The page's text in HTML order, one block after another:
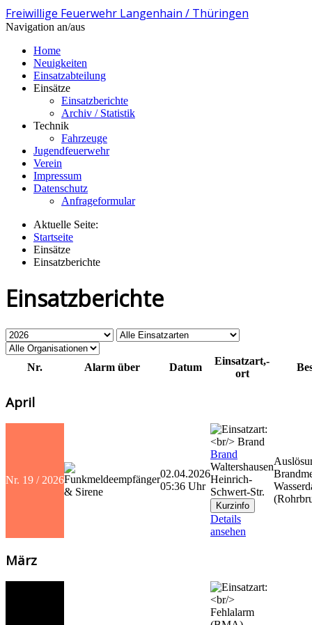
Freiwillige Feuerwehr Langenhain / Thüringen
Navigation an/aus
Home
Neuigkeiten
Einsatzabteilung
Einsätze
Einsatzberichte
Archiv / Statistik
Technik
Fahrzeuge
Jugendfeuerwehr
Verein
Impressum
Datenschutz
Anfrageformular
Aktuelle Seite:
Startseite
Einsätze
Einsatzberichte
Einsatzberichte
Nr. Alarm über Datum
Einsatzart,-
ort
April
Nr. 19 / 2026
02.04.2026
05:36 Uhr
Brand
Waltershausen
Heinrich-
Schwert-Str.
Details
ansehen
März